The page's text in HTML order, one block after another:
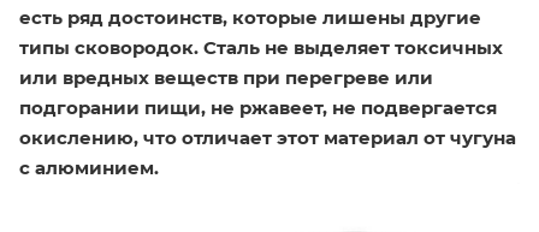
есть ряд достоинств, которые лишены другие
типы сковородок. Сталь не выделяет токсичных
или вредных веществ при перегреве или
подгорании пищи, не ржавеет, не подвергается
окислению, что отличает этот материал от чугуна
с алюминием.